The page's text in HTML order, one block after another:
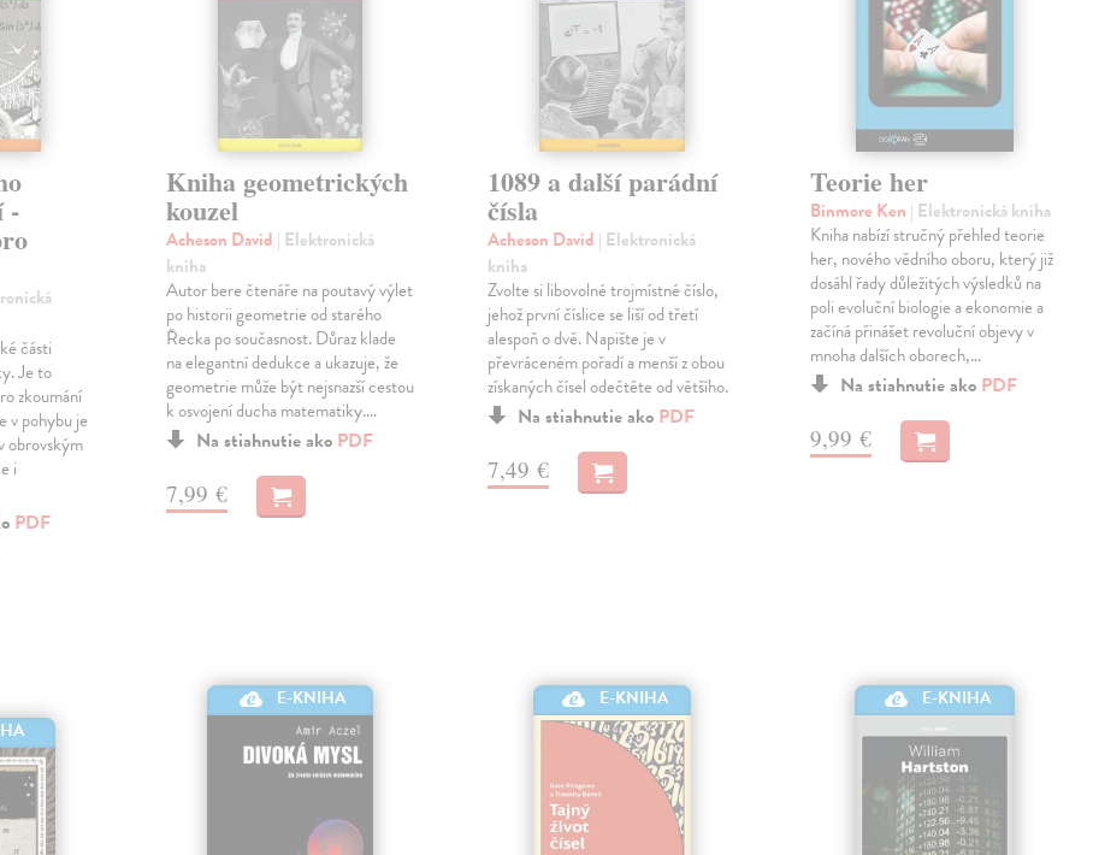
-
části
Je to
zkoumání
v pohybu je
obrovským
i
PDF
Kniha geometrických
kouzel
Acheson David | Elektronická
kniha
Autor bere čtenáře na poutavý výlet
po historii geometrie od starého
Řecka po současnost. Důraz klade
na elegantní dedukce a ukazuje, že
geometrie může být nejsnazší cestou
k osvojení ducha matematiky.…
Na stiahnutie ako PDF
7,99 €
1089 a další parádní
čísla
Acheson David | Elektronická
kniha
Zvolte si libovolné trojmístné číslo,
jehož první číslice se liší od třetí
alespoň o dvě. Napište je v
převráceném pořadí a menší z obou
získaných čísel odečtěte od většího.
Na stiahnutie ako PDF
7,49 €
Teorie her
Binmore Ken | Elektronická kniha
Kniha nabízí stručný přehled teorie
her, nového vědního oboru, který již
dosáhl řady důležitých výsledků na
poli evoluční biologie a ekonomie a
začíná přinášet revoluční objevy v
mnoha dalších oborech,…
Na stiahnutie ako PDF
9,99 €
E-KNIHA E-KNIHA E-KNIHA